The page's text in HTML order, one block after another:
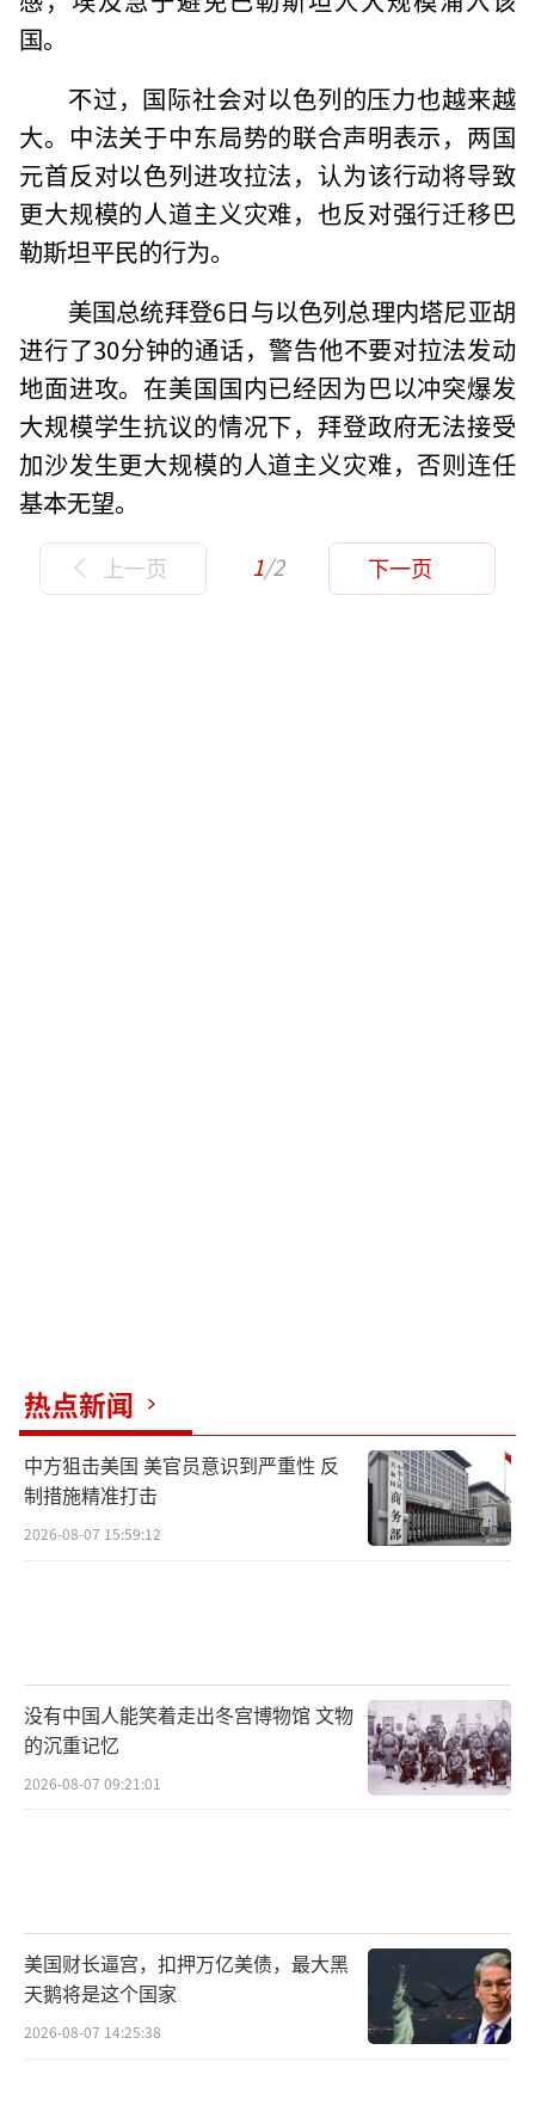
国。
不过，国际社会对以色列的压力也越来越
大。中法关于中东局势的联合声明表示，两国
元首反对以色列进攻拉法，认为该行动将导致
更大规模的人道主义灾难，也反对强行迁移巴
勒斯坦平民的行为。
美国总统拜登6日与以色列总理内塔尼亚胡
进行了30分钟的通话，警告他不要对拉法发动
地面进攻。在美国国内已经因为巴以冲突爆发
大规模学生抗议的情况下，拜登政府无法接受
加沙发生更大规模的人道主义灾难，否则连任
基本无望。
上一页 1/2 下一页
热点新闻
中方狙击美国 美官员意识到严重性 反
制措施精准打击
2026-08-07 15:59:12
没有中国人能笑着走出冬宫博物馆 文物
的沉重记忆
2026-08-07 09:21:01
美国财长逼宫，扣押万亿美债，最大黑
天鹅将是这个国家
2026-08-07 14:25:38